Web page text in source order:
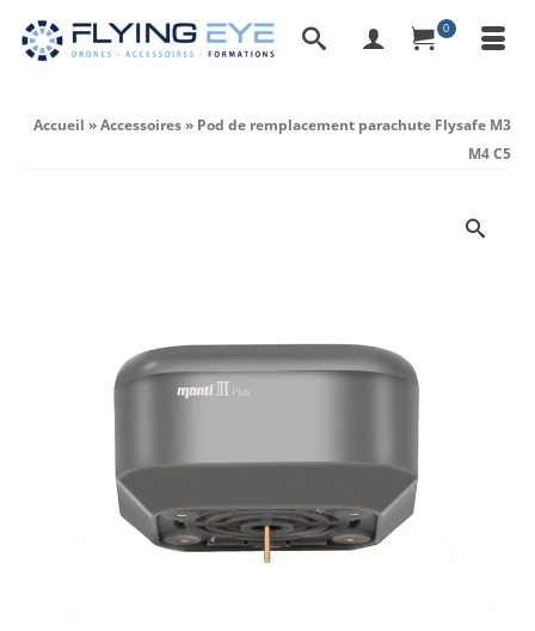
0
Accueil »Accessoires» Pod de remplacement parachute Flysafe M3
M4 C5